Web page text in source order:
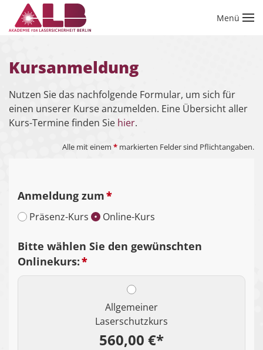
Zum Hauptinhalt springen
Menü
Kursanmeldung
Nutzen Sie das nachfolgende Formular, um sich für
einen unserer Kurse anzumelden. Eine Übersicht aller
Kurs-Termine finden Sie hier.
Alle mit einem * markierten Felder sind Pflichtangaben.
Anmeldung zum*
Präsenz-Kurs Online-Kurs
Bitte wählen Sie den gewünschten
Onlinekurs:*
Allgemeiner
Laserschutzkurs
560,00 €*